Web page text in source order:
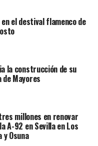
en el destival flamenco de
la construcción de su
Mayores
millones en renovar
A-92 en Sevilla en Los
y Osuna